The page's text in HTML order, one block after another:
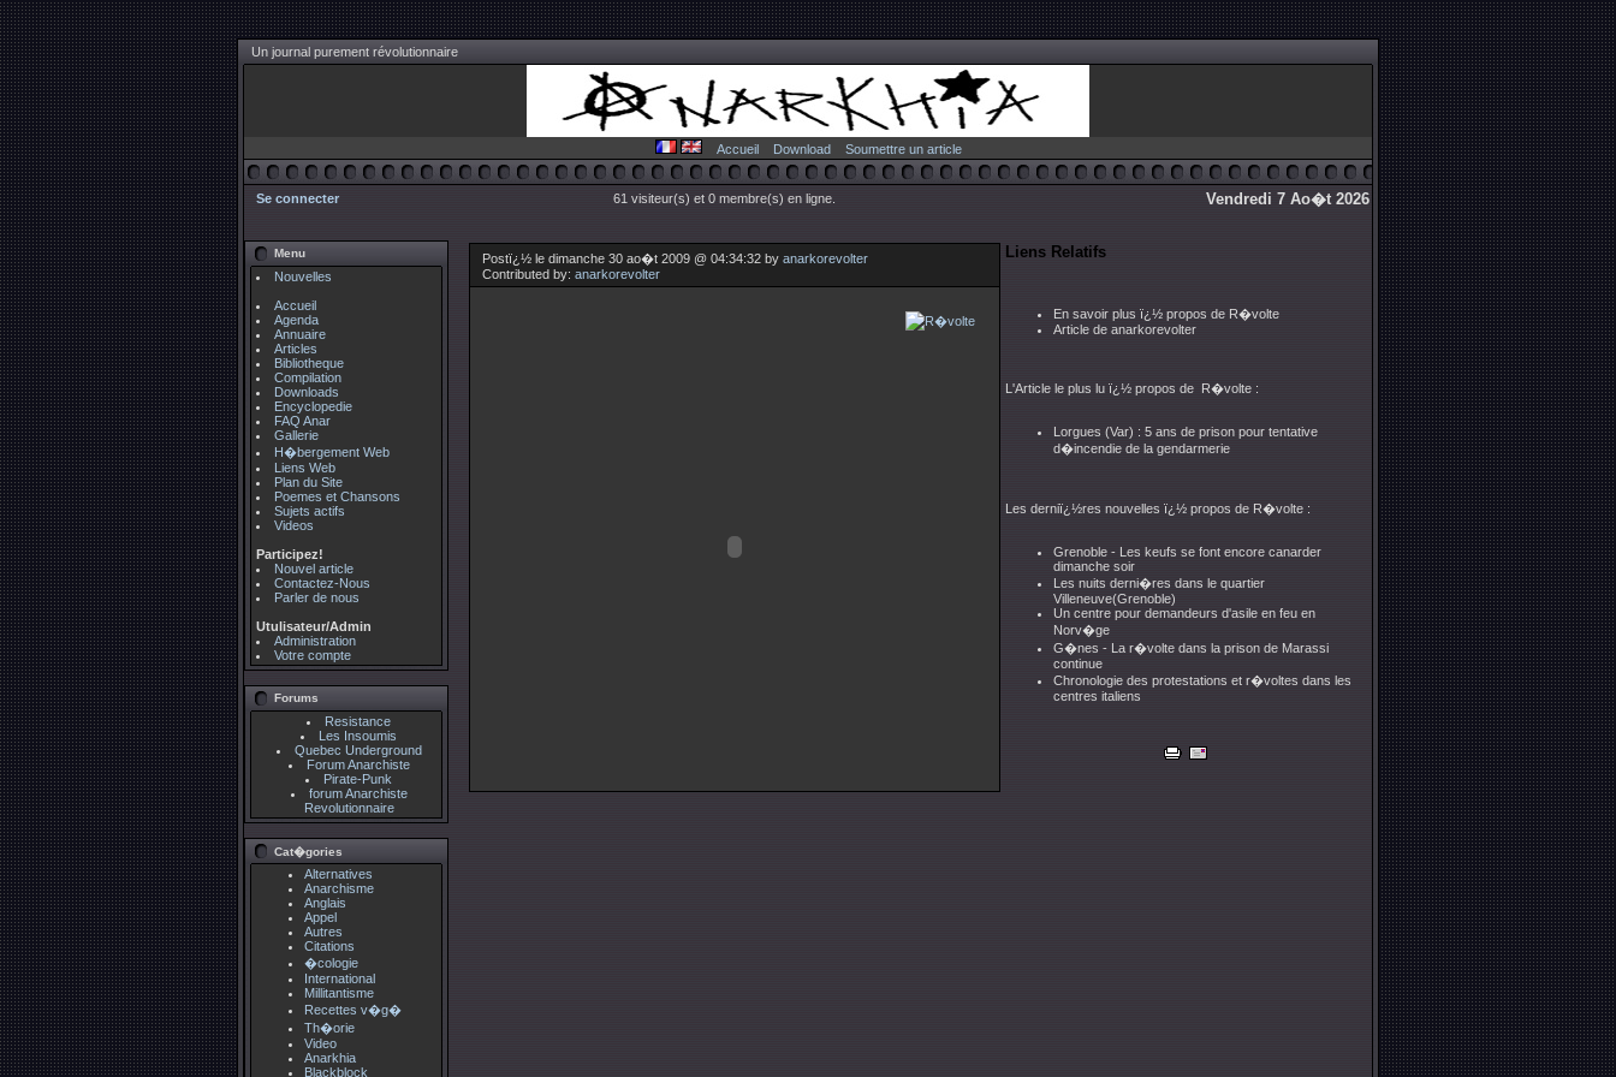
Un journal purement révolutionnaire
Accueil Download Soumettre un article
Se connecter 61 visiteur(s) et 0 membre(s) en ligne. Vendredi 7 Ao�t 2026
Menu
Nouvelles
Accueil
Agenda
Annuaire
Articles
Bibliotheque
Compilation
Downloads
Encyclopedie
FAQ Anar
Gallerie
H�bergement Web
Liens Web
Plan du Site
Poemes et Chansons
Sujets actifs
Videos
Participez!
Nouvel article
Contactez-Nous
Parler de nous
Utulisateur/Admin
Administration
Votre compte
Forums
Resistance
Les Insoumis
Quebec Underground
Forum Anarchiste
Pirate-Punk
forum Anarchiste
Revolutionnaire
Cat�gories
Alternatives
Anarchisme
Anglais
Appel
Autres
Citations
�cologie
International
Millitantisme
Recettes v�g�
Th�orie
Video
Anarkhia
Blackblock
Postï¿½ le dimanche 30 ao�t 2009 @ 04:34:32 by anarkorevolter
Contributed by: anarkorevolter
Liens Relatifs
En savoir plus ï¿½ propos de R�volte
Article de anarkorevolter
L'Article le plus lu ï¿½ propos de R�volte :
Lorgues (Var) : 5 ans de prison pour tentative
d�incendie de la gendarmerie
Les derniï¿½res nouvelles ï¿½ propos de R�volte :
Grenoble - Les keufs se font encore canarder
dimanche soir
Les nuits derni�res dans le quartier
Villeneuve(Grenoble)
Un centre pour demandeurs d'asile en feu en
Norv�ge
G�nes - La r�volte dans la prison de Marassi
continue
Chronologie des protestations et r�voltes dans les
centres italiens